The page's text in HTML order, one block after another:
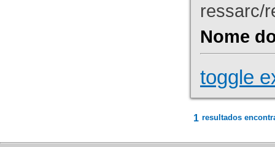
ressarc/
Nome
toggle
1 resultados